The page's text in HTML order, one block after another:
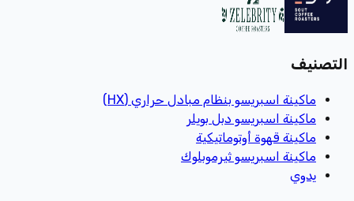
التصنيف
ماكينة اسبريسو بنظام مبادل حراري (HX)
ماكينة اسبريسو دبل بويلر
ماكينة قهوة أوتوماتيكية
ماكينة اسبريسو ثيرموبلوك
يدوي